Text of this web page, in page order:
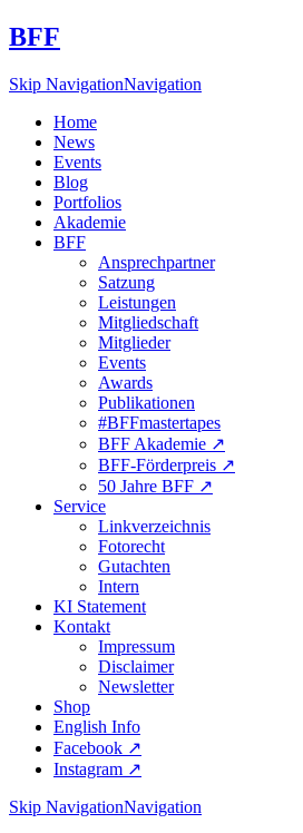
BFF
Skip NavigationNavigation
Home
News
Events
Blog
Portfolios
Akademie
BFF
Ansprechpartner
Satzung
Leistungen
Mitgliedschaft
Mitglieder
Events
Awards
Publikationen
#BFFmastertapes
BFF Akademie ↗︎
BFF-Förderpreis ↗︎
50 Jahre BFF ↗︎
Service
Linkverzeichnis
Fotorecht
Gutachten
Intern
KI Statement
Kontakt
Impressum
Disclaimer
Newsletter
Shop
English Info
Facebook ↗︎
Instagram ↗︎
Skip NavigationNavigation